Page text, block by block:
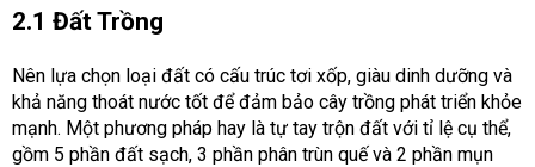
2.1 Đất Trồng
Nên lựa chọn loại đất có cấu trúc tơi xốp, giàu dinh dưỡng và
khả năng thoát nước tốt để đảm bảo cây trồng phát triển khỏe
mạnh. Một phương pháp hay là tự tay trộn đất với tỉ lệ cụ thể,
gồm 5 phần đất sạch, 3 phần phân trùn quế và 2 phần mụn